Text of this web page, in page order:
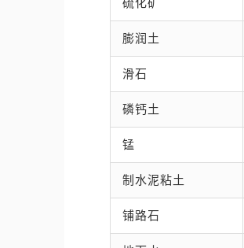
硫化矿
膨润土
滑石
磷钙土
锰
制水泥粘土
铺路石